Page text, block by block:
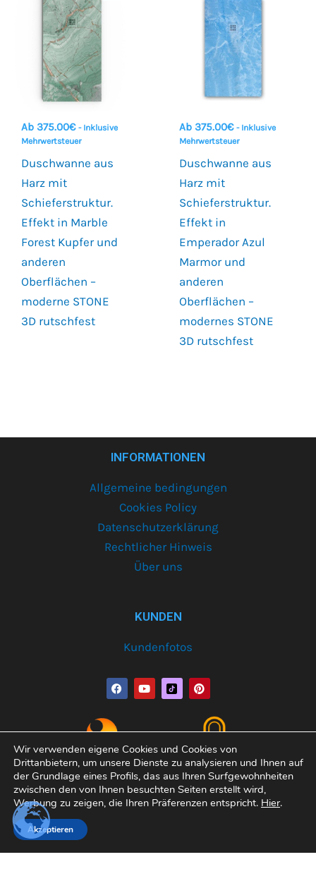
Ab 375.00€ - Inklusive
Mehrwertsteuer
Duschwanne aus
Harz mit
Schieferstruktur.
Effekt in Marble
Forest Kupfer und
anderen
Oberflächen –
moderne STONE
3D rutschfest
Ab 375.00€ - Inklusive
Mehrwertsteuer
Duschwanne aus
Harz mit
Schieferstruktur.
Effekt in
Emperador Azul
Marmor und
anderen
Oberflächen –
modernes STONE
3D rutschfest
INFORMATIONEN
Allgemeine bedingungen
Cookies Policy
Datenschutzerklärung
Rechtlicher Hinweis
Über uns
KUNDEN
Kundenfotos
F
a
c
b
o
o
k
Y
o
u
b
e
P
i
n
e
r
e
s
t
Copyright© 2026 Varobath | Erledigt von:
Wir verwenden eigene Cookies und Cookies von
Drittanbietern, um unsere Dienste zu analysieren und Ihnen auf
der Grundlage eines Profils, das aus Ihren Surfgewohnheiten
zwischen den von Ihnen besuchten Seiten erstellt wird,
Werbung zu zeigen, die Ihren Präferenzen entspricht. Hier.
Akzeptieren